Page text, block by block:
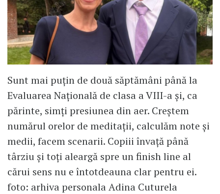
Sunt mai puțin de două săptămâni până la
Evaluarea Națională de clasa a VIII-a și, ca
părinte, simți presiunea din aer. Creștem
numărul orelor de meditații, calculăm note și
medii, facem scenarii. Copiii învață până
târziu și toți aleargă spre un finish line al
cărui sens nu e întotdeauna clar pentru ei.
foto: arhiva personala Adina Cuturela